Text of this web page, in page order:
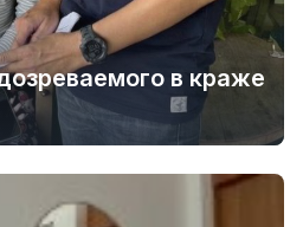
в краже